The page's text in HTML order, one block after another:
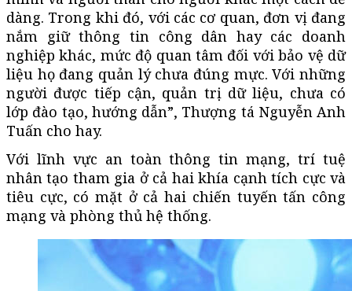
dàng. Trong khi đó, với các cơ quan, đơn vị đang
nắm giữ thông tin công dân hay các doanh
nghiệp khác, mức độ quan tâm đối với bảo vệ dữ
liệu họ đang quản lý chưa đúng mực. Với những
người được tiếp cận, quản trị dữ liệu, chưa có
lớp đào tạo, hướng dẫn”, Thượng tá Nguyễn Anh
Tuấn cho hay.
Với lĩnh vực an toàn thông tin mạng, trí tuệ
nhân tạo tham gia ở cả hai khía cạnh tích cực và
tiêu cực, có mặt ở cả hai chiến tuyến tấn công
mạng và phòng thủ hệ thống.